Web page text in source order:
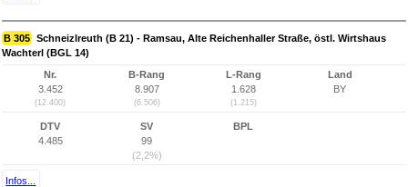
B 305 Schneizlreuth (B 21) - Ramsau, Alte Reichenhaller Straße, östl. Wirtshaus
Wachterl (BGL 14)
Nr.
3.452
(12.400)
B-Rang
8.907
(6.506)
L-Rang
1.628
(1.215)
Land
BY
DTV
4.485
SV
99
(2,2%)
BPL
Infos...